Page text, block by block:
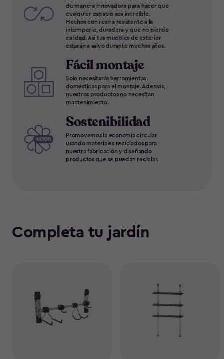
de manera innovadora para hacer que
cualquier espacio sea increíble.
Hechos con resina resistente a la
intemperie, duradera y que no pierde
calidad. Así tus muebles de exterior
estarán a salvo durante muchos años.
Fácil montaje
Solo necesitarás herramientas
domésticas para el montaje. Además,
nuestros productos no necesitan
mantenimiento.
Sostenibilidad
Promovemos la economía circular
usando materiales reciclados para
nuestra fabricación y diseñando
productos que se puedan reciclar.
Completa tu jardín